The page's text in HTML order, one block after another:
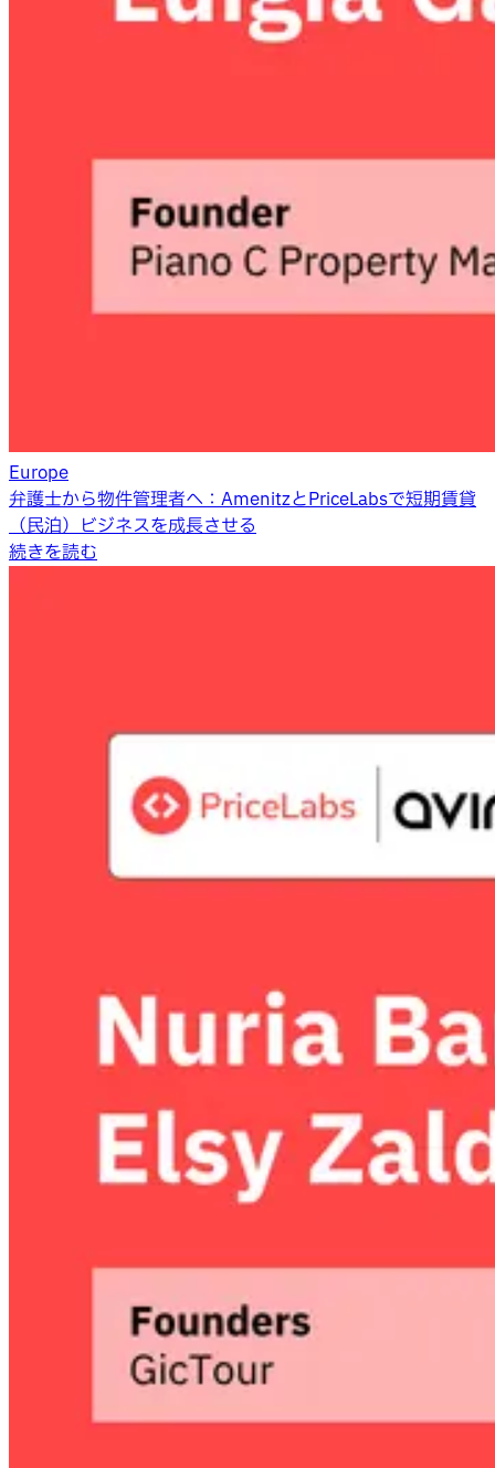
Europe
弁護士から物件管理者へ：AmenitzとPriceLabsで短期賃貸
（民泊）ビジネスを成長させる
続きを読む